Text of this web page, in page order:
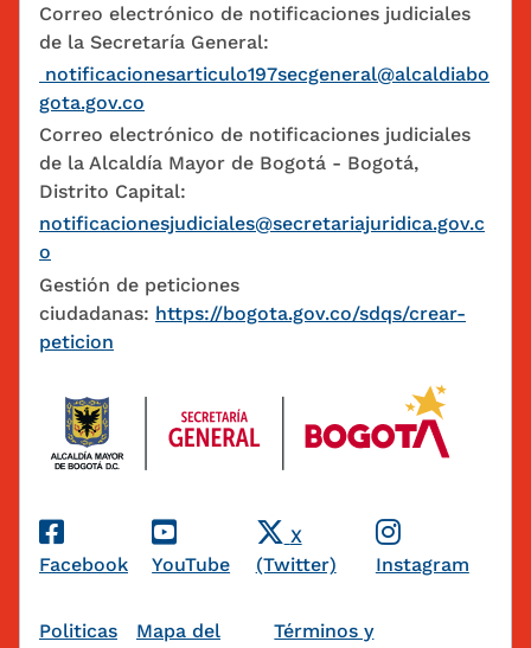
Correo electrónico de notificaciones judiciales
de la Secretaría General:
notificacionesarticulo197secgeneral@alcaldiabo
gota.gov.co
Correo electrónico de notificaciones judiciales
de la Alcaldía Mayor de Bogotá - Bogotá,
Distrito Capital:
notificacionesjudiciales@secretariajuridica.gov.c
o
Gestión de peticiones
ciudadanas: https://bogota.gov.co/sdqs/crear-
peticion
Redes Sociales
Facebook YouTube
X
(Twitter)
Instagram
Pie de página
Politicas
Mapa del
Términos y